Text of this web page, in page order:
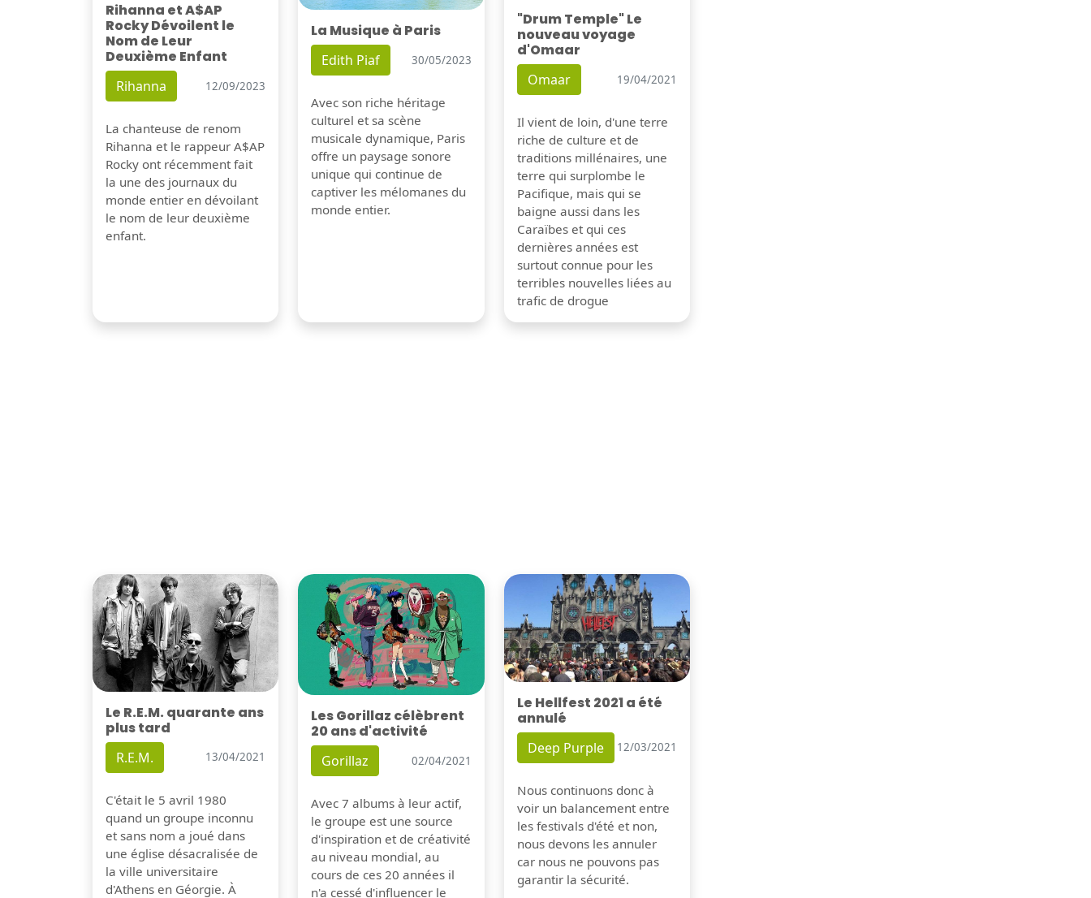
Rihanna et A$AP
Rocky Dévoilent le
Nom de Leur
Deuxième Enfant
Rihanna 12/09/2023
La chanteuse de renom
Rihanna et le rappeur A$AP
Rocky ont récemment fait
la une des journaux du
monde entier en dévoilant
le nom de leur deuxième
enfant.
La Musique à Paris
Edith Piaf 30/05/2023
Avec son riche héritage
culturel et sa scène
musicale dynamique, Paris
offre un paysage sonore
unique qui continue de
captiver les mélomanes du
monde entier.
"Drum Temple" Le
nouveau voyage
d'Omaar
Omaar 19/04/2021
Il vient de loin, d'une terre
riche de culture et de
traditions millénaires, une
terre qui surplombe le
Pacifique, mais qui se
baigne aussi dans les
Caraïbes et qui ces
dernières années est
surtout connue pour les
terribles nouvelles liées au
trafic de drogue
Le R.E.M. quarante ans
plus tard
R.E.M. 13/04/2021
C'était le 5 avril 1980
quand un groupe inconnu
et sans nom a joué dans
une église désacralisée de
la ville universitaire
d'Athens en Géorgie. À
Les Gorillaz célèbrent
20 ans d'activité
Gorillaz 02/04/2021
Avec 7 albums à leur actif,
le groupe est une source
d'inspiration et de créativité
au niveau mondial, au
cours de ces 20 années il
n'a cessé d'influencer le
Le Hellfest 2021 a été
annulé
Deep Purple 12/03/2021
Nous continuons donc à
voir un balancement entre
les festivals d'été et non,
nous devons les annuler
car nous ne pouvons pas
garantir la sécurité.